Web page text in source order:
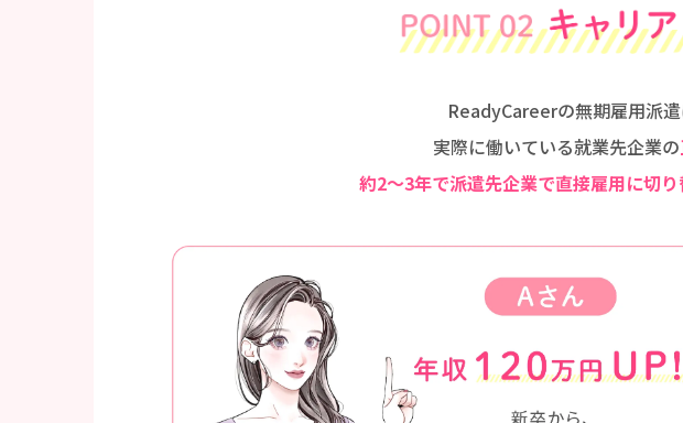
ReadyCareerの無期雇用派
実際に働いている就業先企業の
約2～3年で派遣先企業で直接雇用に切